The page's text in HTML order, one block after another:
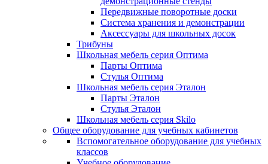
Передвижные поворотные доски
Система хранения и демонстрации
Аксессуары для школьных досок
Трибуны
Школьная мебель серия Оптима
Парты Оптима
Стулья Оптима
Школьная мебель серия Эталон
Парты Эталон
Стулья Эталон
Школьная мебель серия Skilo
Общее оборудование для учебных кабинетов
Вспомогательное оборудование для учебных
классов